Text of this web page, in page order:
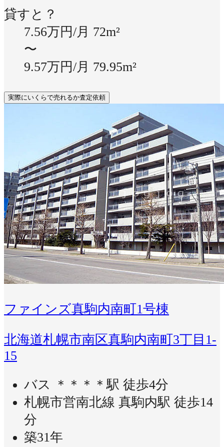
貸すと？
7.56万円/月 72m²
〜
9.57万円/月 79.95m²
実際にいくらで売れるか査定依頼
ファインズ真駒内南町1号棟
北海道札幌市南区真駒内南町3丁目1-
15
バス ＊＊＊＊駅 徒歩4分
札幌市営南北線 真駒内駅 徒歩14
分
築31年